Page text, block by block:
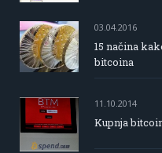
03.04.2016
15 načina
bitcoina
11.10.2014
Kupnja